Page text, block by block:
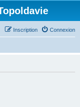
Connexion
Inscription